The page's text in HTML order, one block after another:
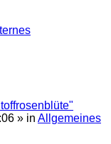
» in Allgemeines